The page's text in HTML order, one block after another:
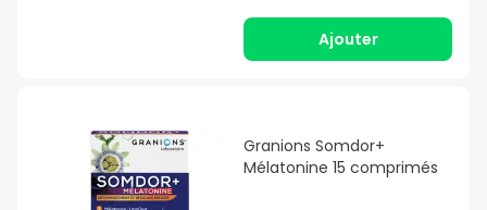
Ajouter
Granions Somdor+
Mélatonine 15 comprimés